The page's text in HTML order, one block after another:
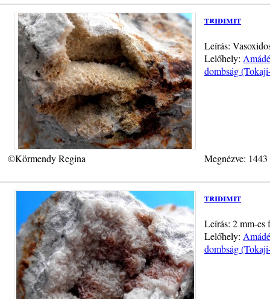
tridimit
Leírás:
Lelőhely:
dombság
©Körmendy Regina Megnézve:
tridimit
Leírás: 2 mm-es
Lelőhely:
dombság